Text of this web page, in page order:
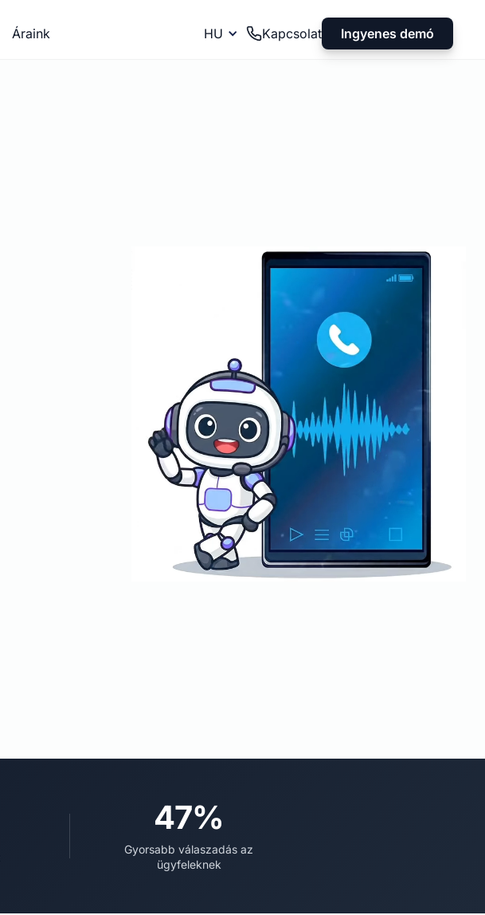
Áraink HU Kapcsolat Ingyenes demó
47%
Gyorsabb válaszadás az
ügyfeleknek